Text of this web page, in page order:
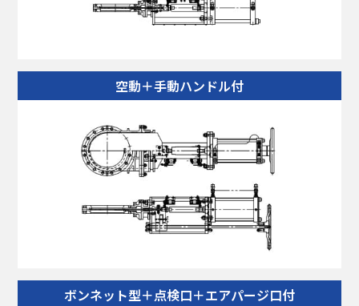
空動＋手動ハンドル付
ボンネット型＋点検口＋エアパージ口付